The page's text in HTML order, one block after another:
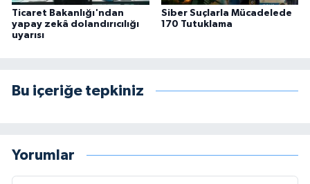
Ticaret Bakanlığı'ndan
yapay zekâ dolandırıcılığı
uyarısı
Siber Suçlarla Mücadelede
170 Tutuklama
Bu içeriğe tepkiniz
Yorumlar